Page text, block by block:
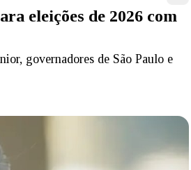
eleições de 2026 com
governadores de São Paulo e